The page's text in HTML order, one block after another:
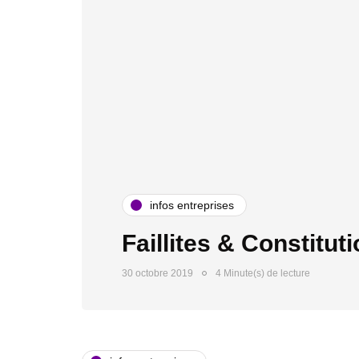
infos entreprises
Faillites &
30 octobre 2019 4 Minute(s) de lecture